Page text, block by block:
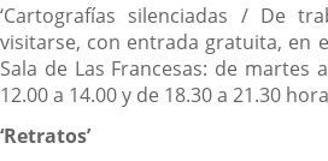
‘Cartografías silenciadas / De
visitarse, con entrada gratuita, en
Sala de Las Francesas: de martes
12.00 a 14.00 y de 18.30 a 21.30
‘Retratos’